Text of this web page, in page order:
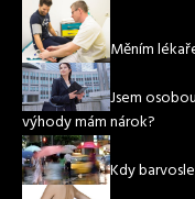
Měním
Jsem
výhody mám nárok?
Kdy